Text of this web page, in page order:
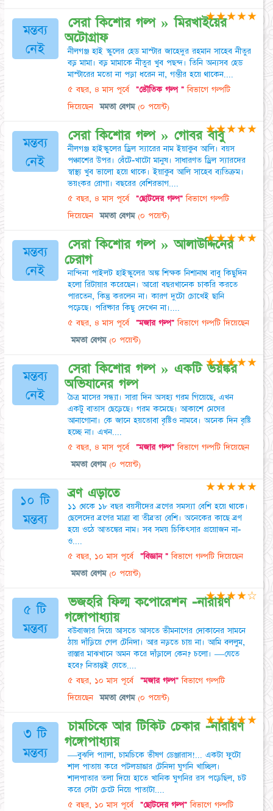
মন্তব্য
নেই
সেরা কিশোর গল্প » মিরখাইয়ের
অটোগ্রাফ
নীলগঞ্জ হাই স্কুলের হেড মাস্টার জাহেদুর রহমান সাহেব নীতুর
বড় মামা। বড় মামাকে নীতুর খুব পছন্দ। তিনি অন্যসব হেড
মাস্টারের মতো না পড়া ধরেন না, গম্ভীর হয়ে থাকেন....
৫ বছর, ৪ মাস পূর্বে "ভৌতিক গল্প "বিভাগে গল্পটি
দিয়েছেন
মমতা বেগম(০ পয়েন্ট)
★★★★★
মন্তব্য
নেই
সেরা কিশোর গল্প » গোবর বাবু
নীলগঞ্জ হাইস্কুলের ড্রিল স্যারের নাম ইয়াকুব আলি। বয়স
পঞ্চাশের উপর। বেঁটে-খাটো মানুষ। সাধারণত ড্রিল স্যারদের
স্বাস্থ্য খুব ভালো হয়ে থাকে। ইয়াকুব আলি সাহেব ব্যতিক্রম।
ভয়ংকর রোগা। বছরের বেশিরভাগ....
৫ বছর, ৪ মাস পূর্বে "ছোটদের গল্প"বিভাগে গল্পটি
দিয়েছেন
মমতা বেগম(০ পয়েন্ট)
★★★★★
মন্তব্য
নেই
সেরা কিশোর গল্প » আলাউদ্দিনের
চেরাগ
নান্দিনা পাইলট হাইস্কুলের অঙ্ক শিক্ষক নিশানাথ বাবু কিছুদিন
হলো রিটায়ার করেছেন। আরো বছরখানেক চাকরি করতে
পারতেন, কিন্তু করলেন না। কারণ দুটো চোখেই ছানি
পড়েছে। পরিষ্কার কিছু দেখেন না।....
৫ বছর, ৪ মাস পূর্বে "মজার গল্প"বিভাগে গল্পটি দিয়েছেন
মমতা বেগম(০ পয়েন্ট)
★★★★★
মন্তব্য
নেই
সেরা কিশোর গল্প » একটি ভয়ঙ্কর
অভিযানের গল্প
চৈত্র মাসের সন্ধ্যা। সারা দিন অসহ্য গরম গিয়েছে, এখন
একটু বাতাস ছেড়েছে। গরম কমেছে। আকাশে মেঘের
আনাগোনা। কে জানে হয়তোবা বৃষ্টিও নামবে। অনেক দিন বৃষ্টি
হচ্ছে না। এখন....
৫ বছর, ৪ মাস পূর্বে "মজার গল্প"বিভাগে গল্পটি দিয়েছেন
মমতা বেগম(০ পয়েন্ট)
★★★★★
১০ টি
মন্তব্য
ব্রণ এড়াতে
১১ থেকে ১৮ বছর বয়সীদের ব্রণের সমস্যা বেশি হয়ে থাকে।
ছেলেদের ব্রণের মাত্রা বা তীব্রতা বেশি। অনেকের কাছে ব্রণ
হয়ে ওঠে আতঙ্কের নাম। সব সময় চিকিৎসার প্রয়োজন না-
ও....
৫ বছর, ১০ মাস পূর্বে "বিজ্ঞান "বিভাগে গল্পটি দিয়েছেন
মমতা বেগম(০ পয়েন্ট)
★★★★★
৫ টি
মন্তব্য
ভজহরি ফিল্ম কপোরেশন -নারায়ণ
গঙ্গোপাধ্যায়
বউবাজার দিয়ে আসতে আসতে ভীমনাগের দোকানের সামনে
ঠায় দাঁড়িয়ে গেল টেনিদা। আর নড়তে চায় না। আমি বললুম,
রাস্তার মাঝখানে অমন করে দাঁড়ালে কেন? চলো। —যেতে
হবে? নিতান্তই যেতে....
৫ বছর, ১০ মাস পূর্বে "মজার গল্প"বিভাগে গল্পটি
দিয়েছেন
মমতা বেগম(০ পয়েন্ট)
★★★★☆
৩ টি
মন্তব্য
চামচিকে আর টিকিট চেকার -নারায়ণ
গঙ্গোপাধ্যায়
—বুঝলি প্যালা, চামচিকে ভীষণ ডেঞ্জারাস!... একটা ফুটো
শাল পাতায় করে পটলডাঙার টেনিদা ঘুগনি খাচ্ছিল।
শালপাতার তলা দিয়ে হাতে খানিক ঘুগনির রস পড়েছিল, চট
করে সেটা চেটে নিয়ে পাতাটা....
৫ বছর, ১০ মাস পূর্বে "ছোটদের গল্প"বিভাগে গল্পটি
★★★★★